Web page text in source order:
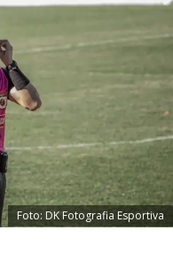
Foto: DK Fotografia Esportiva